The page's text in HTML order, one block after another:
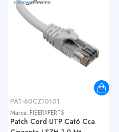
PAT-60CZ10101
Marca: FIBERXPERTS
Patch Cord UTP Cat6 Cca